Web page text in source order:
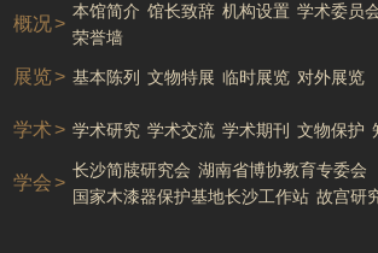
概况 >
本馆简介 馆长致辞 机构设置 学术委员
荣誉墙
展览 > 基本陈列 文物特展 临时展览 对外展览
学术 > 学术研究 学术交流 学术期刊 文物保护
学会 >
长沙简牍研究会 湖南省博协教育专委会
国家木漆器保护基地长沙工作站 故宫研